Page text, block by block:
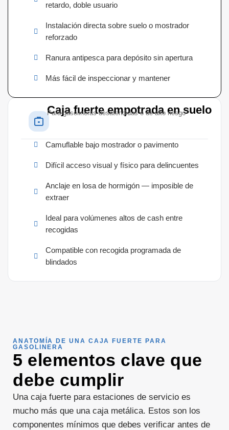
retardo, doble usuario
Instalación directa sobre suelo o mostrador
reforzado
Ranura antipesca para depósito sin apertura
Más fácil de inspeccionar y mantener
Caja fuerte empotrada en suelo
Para gasolineras desatendidas o de alto riesgo
Camuflable bajo mostrador o pavimento
Difícil acceso visual y físico para delincuentes
Anclaje en losa de hormigón — imposible de
extraer
Ideal para volúmenes altos de cash entre
recogidas
Compatible con recogida programada de
blindados
ANATOMÍA DE UNA CAJA FUERTE PARA
GASOLINERA
5 elementos clave que
debe cumplir
Una caja fuerte para estaciones de servicio es
mucho más que una caja metálica. Estos son los
componentes mínimos que debes verificar antes de